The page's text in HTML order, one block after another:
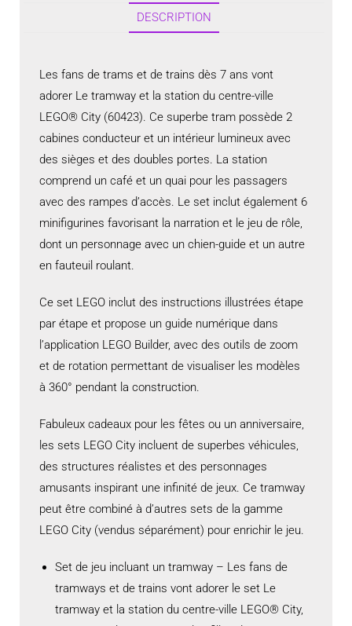
DESCRIPTION
Les fans de trams et de trains dès 7 ans vont
adorer Le tramway et la station du centre-ville
LEGO® City (60423). Ce superbe tram possède 2
cabines conducteur et un intérieur lumineux avec
des sièges et des doubles portes. La station
comprend un café et un quai pour les passagers
avec des rampes d’accès. Le set inclut également 6
minifigurines favorisant la narration et le jeu de rôle,
dont un personnage avec un chien-guide et un autre
en fauteuil roulant.
Ce set LEGO inclut des instructions illustrées étape
par étape et propose un guide numérique dans
l’application LEGO Builder, avec des outils de zoom
et de rotation permettant de visualiser les modèles
à 360° pendant la construction.
Fabuleux cadeaux pour les fêtes ou un anniversaire,
les sets LEGO City incluent de superbes véhicules,
des structures réalistes et des personnages
amusants inspirant une infinité de jeux. Ce tramway
peut être combiné à d’autres sets de la gamme
LEGO City (vendus séparément) pour enrichir le jeu.
Set de jeu incluant un tramway – Les fans de
tramways et de trains vont adorer le set Le
tramway et la station du centre-ville LEGO® City,